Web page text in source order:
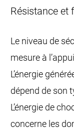
Résistance et
Le niveau de
mesure à
L’énergie
dépend de son
L’énergie de
concerne les